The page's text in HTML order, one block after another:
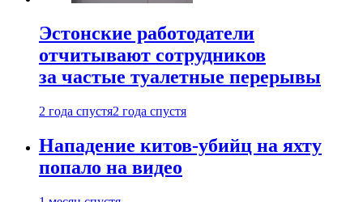
Эстонские работодатели
отчитывают сотрудников
за частые туалетные перерывы
2 года спустя2 года спустя
Нападение китов-убийц на яхту
попало на видео